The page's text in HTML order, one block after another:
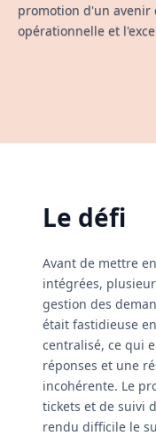
promotion d'un
opérationnelle et
Le défi
Avant de mettre
intégrées,
gestion des
était fastidieuse
centralisé, ce qui
réponses et une
incohérente. Le
tickets et de suivi
rendu difficile le